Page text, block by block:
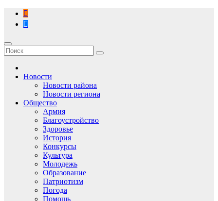
Перейти
содержимому
Новости
Новости района
Новости региона
Общество
Армия
Благоустройство
Здоровье
История
Конкурсы
Культура
Молодежь
Образование
Патриотизм
Погода
Помощь